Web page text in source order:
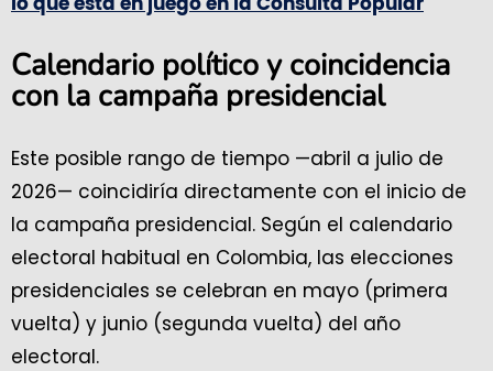
Calendario político y coincidencia
con la campaña presidencial
Este posible rango de tiempo —abril a julio de
2026— coincidiría directamente con el inicio de
la campaña presidencial. Según el calendario
electoral habitual en Colombia, las elecciones
presidenciales se celebran en mayo (primera
vuelta) y junio (segunda vuelta) del año
electoral.